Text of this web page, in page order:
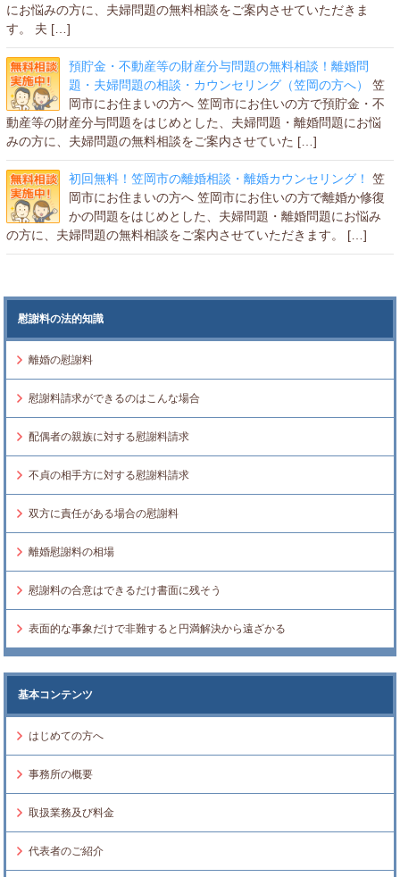
にお悩みの方に、夫婦問題の無料相談をご案内させていただきま
す。 夫 […]
預貯金・不動産等の財産分与問題の無料相談！離婚問
題・夫婦問題の相談・カウンセリング（笠岡の方へ）
笠
岡市にお住まいの方へ 笠岡市にお住いの方で預貯金・不
動産等の財産分与問題をはじめとした、夫婦問題・離婚問題にお悩
みの方に、夫婦問題の無料相談をご案内させていた […]
初回無料！笠岡市の離婚相談・離婚カウンセリング！
笠
岡市にお住まいの方へ 笠岡市にお住いの方で離婚か修復
かの問題をはじめとした、夫婦問題・離婚問題にお悩み
の方に、夫婦問題の無料相談をご案内させていただきます。 […]
慰謝料の法的知識
離婚の慰謝料
慰謝料請求ができるのはこんな場合
配偶者の親族に対する慰謝料請求
不貞の相手方に対する慰謝料請求
双方に責任がある場合の慰謝料
離婚慰謝料の相場
慰謝料の合意はできるだけ書面に残そう
表面的な事象だけで非難すると円満解決から遠ざかる
基本コンテンツ
はじめての方へ
事務所の概要
取扱業務及び料金
代表者のご紹介